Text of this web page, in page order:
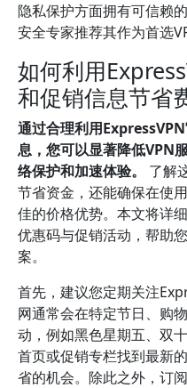
隐私保护方面拥有可信赖
安全专家推荐其作为首选
如何利用
和促销信息节省
通过合理利用
息，您可以显著降低VPN
络保护和加速体验。
了解
节省资金，还能确保在使
佳的价格优势。本文将详
优惠码与促销活动，帮助
案。
首先，建议您定期关注
网通常会在特定节日、购
动，例如黑色星期五、双
首页或促销专栏找到最新
省的机会。除此之外，订